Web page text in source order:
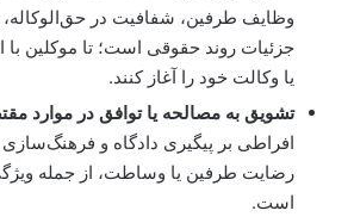
وظایف طرفین، شفافیت در حق‌الوکاله،
جزئیات روند حقوقی است؛ تا موکلین
یا وکالت خود را آغاز کنند.
تشویق به مصالحه یا توافق در موارد
افراطی بر پیگیری دادگاه و
رضایت طرفین یا وساطت، از جمله
است.